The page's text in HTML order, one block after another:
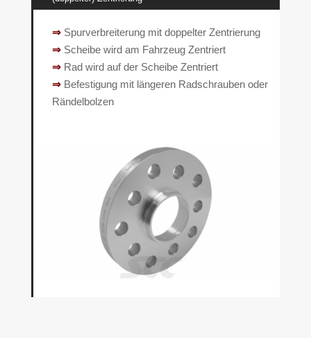
⇒Spurverbreiterung mit doppelter Zentrierung
⇒Scheibe wird am Fahrzeug Zentriert
⇒Rad wird auf der Scheibe Zentriert
⇒Befestigung mit längeren Radschrauben oder
Rändelbolzen